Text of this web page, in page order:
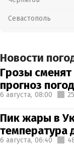
Севастополь
Новости
Грозы
прогноз
6 августа, 08:00
Пик жары в
температура
6 августа, 06:40